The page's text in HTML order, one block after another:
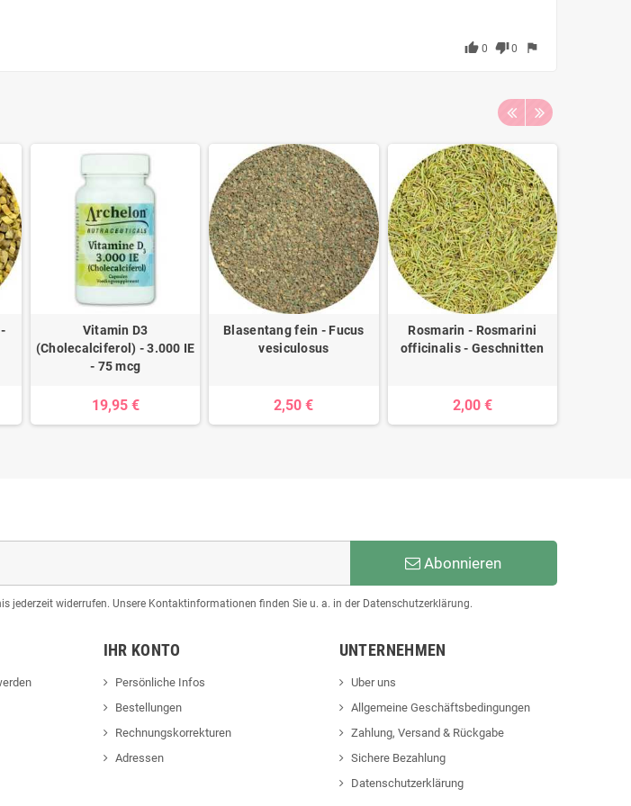
thumb_up 0 thumb_down0 flag
Vitamin D3
(Cholecalciferol) - 3.000 IE
- 75 mcg
19,95 €
Blasentang fein - Fucus
vesiculosus
2,50 €
Rosmarin - Rosmarini
officinalis - Geschnitten
2,00 €
Abonnieren
jederzeit widerrufen. Unsere Kontaktinformationen finden Sie u. a. in der Datenschutzerklärung.
IHR KONTO
Persönliche Infos
Bestellungen
Rechnungskorrekturen
Adressen
UNTERNEHMEN
Uber uns
Allgemeine Geschäftsbedingungen
Zahlung, Versand & Rückgabe
Sichere Bezahlung
Datenschutzerklärung